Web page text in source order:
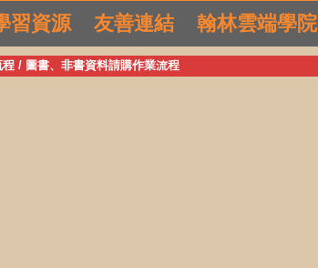
習資源 友善連結 翰林雲端學院
程 / 圖書、非書資料請購作業流程